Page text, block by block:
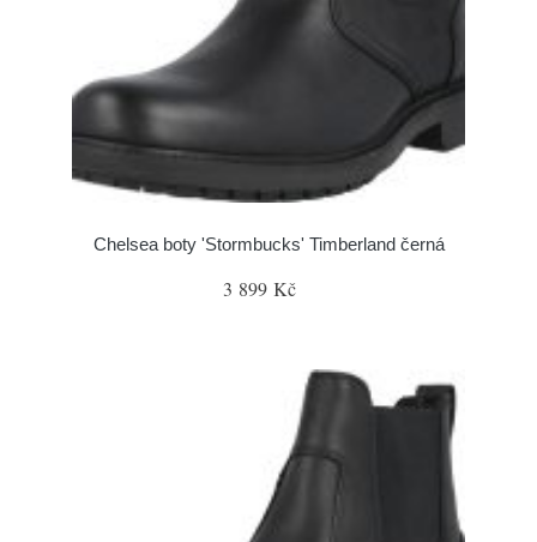
Chelsea boty 'Stormbucks' Timberland černá
3 899 Kč